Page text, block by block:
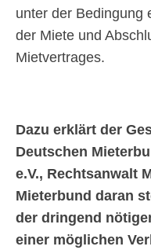
unter der Bedingung
der Miete und
Mietvertrages.
Dazu erklärt der
Deutschen
e.V., Rechtsanwalt
Mieterbund daran
der dringend
einer möglichen